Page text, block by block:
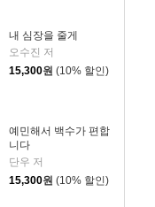
내 심장을 줄게
오수진 저
15,300원 (10% 할인)
예민해서 백수가 편합
니다
단우 저
15,300원 (10% 할인)